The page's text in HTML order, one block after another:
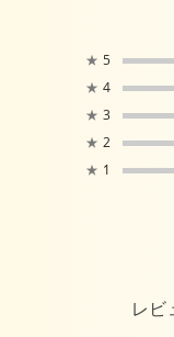
★ 5
★ 4
★ 3
★ 2
★ 1
レビ